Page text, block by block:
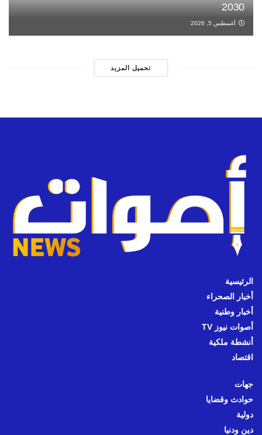
2030
أغسطس 5, 2026
تحميل المزيد
الرئيسية
أخبار الصحراء
أخبار وطنية
أصوات نيوز TV
أنشطة ملكية
اقتصاد
جهات
حوادث وقضايا
دولية
دين ودنيا